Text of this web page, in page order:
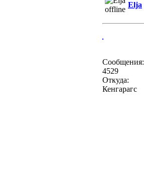
Elja
Сообщения:
4529
Откуда:
Кенгарагс